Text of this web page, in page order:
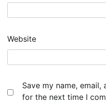
Website
Save my name,
for the next time I